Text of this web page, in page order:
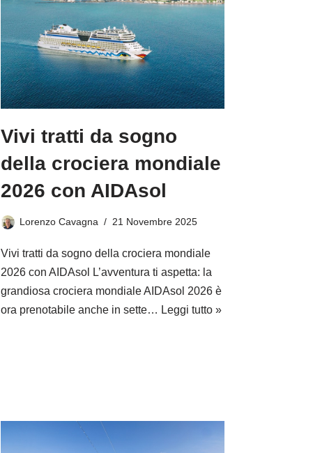
Vivi tratti da sogno
della crociera mondiale
2026 con AIDAsol
Lorenzo Cavagna 21 Novembre 2025
Vivi tratti da sogno della crociera mondiale
2026 con AIDAsol L’avventura ti aspetta: la
grandiosa crociera mondiale AIDAsol 2026 è
ora prenotabile anche in sette… Leggi tutto »